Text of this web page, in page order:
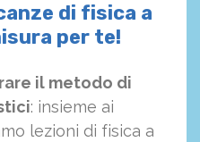
di fisica a
per te!
il metodo di
: insieme ai
lezioni di fisica a